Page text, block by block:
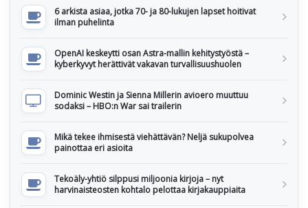
6 arkista asiaa, jotka 70- ja 80-lukujen lapset hoitivat
ilman puhelinta
OpenAI keskeytti osan Astra-mallin kehitystyöstä –
kyberkyvyt herättivät vakavan turvallisuushuolen
Dominic Westin ja Sienna Millerin avioero muuttuu
sodaksi – HBO:n War sai trailerin
Mikä tekee ihmisestä viehättävän? Neljä sukupolvea
painottaa eri asioita
Tekoäly-yhtiö silppusi miljoonia kirjoja – nyt
harvinaisteosten kohtalo pelottaa kirjakauppiaita